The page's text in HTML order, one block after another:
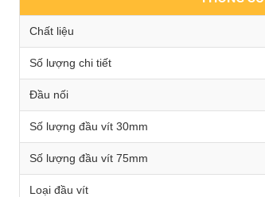
Chất liệu
Số lượng chi tiết
Đầu nối
Số lượng đầu vít 30mm
Số lượng đầu vít 75mm
Loại đầu vít